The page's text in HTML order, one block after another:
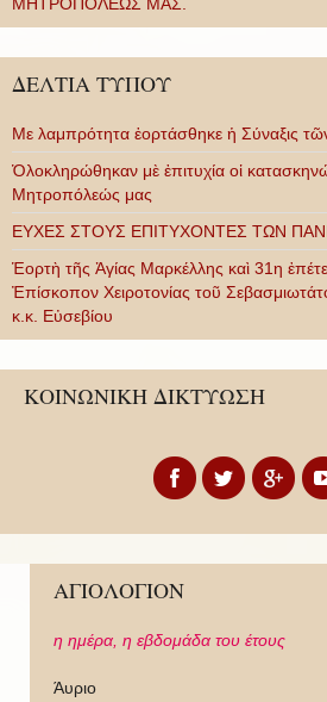
ΔΕΛΤΙΑ ΤΥΠΟΥ
Με λαμπρότητα ἑορτάσθηκε ἡ Σύναξις
Ὁλοκληρώθηκαν μὲ ἐπιτυχία οἱ
Μητροπόλεώς μας
ΕΥΧΕΣ ΣΤΟΥΣ ΕΠΙΤΥΧΟΝΤΕΣ ΤΩΝ
Ἑορτὴ τῆς Ἁγίας Μαρκέλλης καὶ 31η
Ἐπίσκοπον Χειροτονίας τοῦ
κ.κ. Εὐσεβίου
ΚΟΙΝΩΝΙΚΗ ΔΙΚΤΥΩΣΗ
ΑΓΙΟΛΟΓΙΟΝ
η ημέρα, η εβδομάδα του έτους
Άυριο